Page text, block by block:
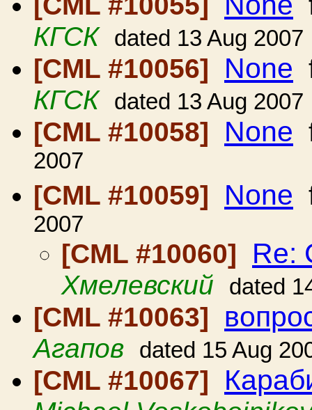
КГСК
dated 13 Aug 2007
[CML #10056] None
КГСК
dated 13 Aug 2007
[CML #10058] None
2007
[CML #10059]
None
2007
[CML #10060] Re:
Хмелевский dated
[CML #10063]
Агапов dated 15 Aug
[CML #10067]